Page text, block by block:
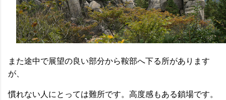
また途中で展望の良い部分から鞍部へ下る所があります
が、
慣れない人にとっては難所です。高度感もある鎖場です。